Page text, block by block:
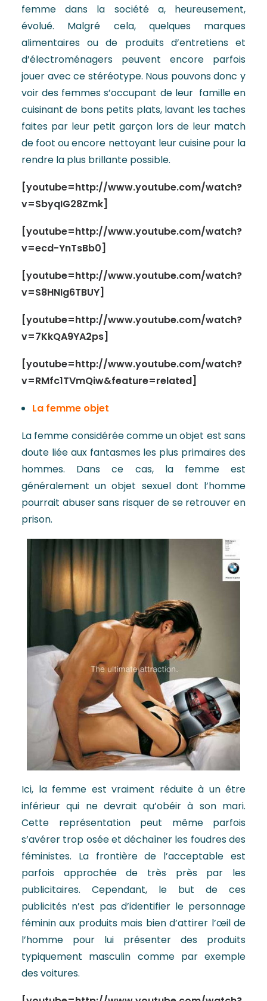
femme dans la société a, heureusement,
évolué. Malgré cela, quelques marques
alimentaires ou de produits d’entretiens et
d’électroménagers peuvent encore parfois
jouer avec ce stéréotype. Nous pouvons donc y
voir des femmes s’occupant de leur famille en
cuisinant de bons petits plats, lavant les taches
faites par leur petit garçon lors de leur match
de foot ou encore nettoyant leur cuisine pour la
rendre la plus brillante possible.
[youtube=http://www.youtube.com/watch?
v=SbyqIG28Zmk]
[youtube=http://www.youtube.com/watch?
v=ecd-YnTsBb0]
[youtube=http://www.youtube.com/watch?
v=S8HNIg6TBUY]
[youtube=http://www.youtube.com/watch?
v=7KkQA9YA2ps]
[youtube=http://www.youtube.com/watch?
v=RMfc1TVmQiw&feature=related]
La femme objet
La femme considérée comme un objet est sans
doute liée aux fantasmes les plus primaires des
hommes. Dans ce cas, la femme est
généralement un objet sexuel dont l’homme
pourrait abuser sans risquer de se retrouver en
prison.
Ici, la femme est vraiment réduite à un être
inférieur qui ne devrait qu’obéir à son mari.
Cette représentation peut même parfois
s’avérer trop osée et déchaîner les foudres des
féministes. La frontière de l’acceptable est
parfois approchée de très près par les
publicitaires. Cependant, le but de ces
publicités n’est pas d’identifier le personnage
féminin aux produits mais bien d’attirer l’œil de
l’homme pour lui présenter des produits
typiquement masculin comme par exemple
des voitures.